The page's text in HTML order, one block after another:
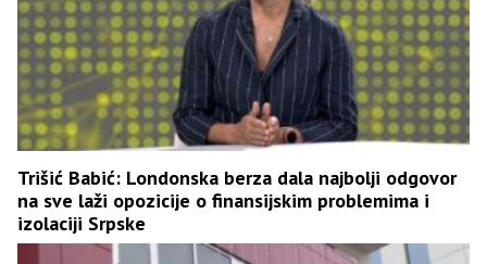
Trišić Babić: Londonska berza dala najbolji odgovor
na sve laži opozicije o finansijskim problemima i
izolaciji Srpske